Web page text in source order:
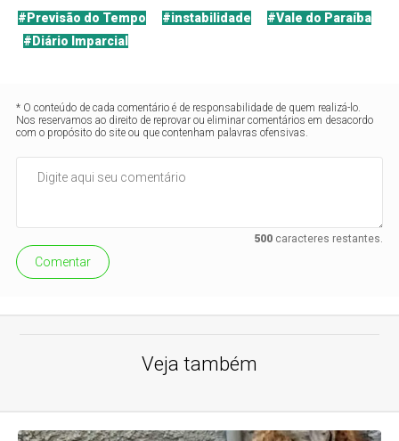
#Previsão do Tempo #instabilidade
#Vale do Paraíba
#Diário Imparcial
* O conteúdo de cada comentário é de responsabilidade de quem realizá-lo.
Nos reservamos ao direito de reprovar ou eliminar comentários em desacordo
com o propósito do site ou que contenham palavras ofensivas.
500caracteres restantes.
Comentar
Veja também